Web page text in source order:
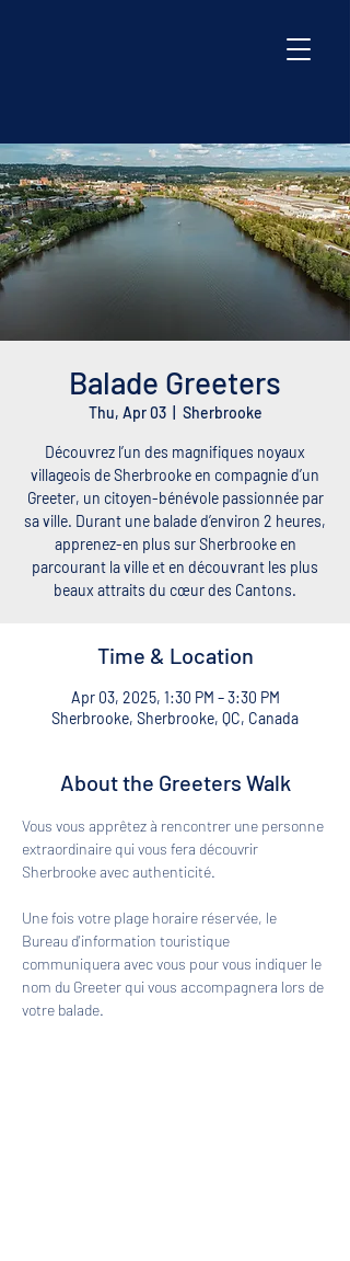
Balade Greeters
Thu, Apr 03
  |
Sherbrooke
Découvrez l’un des magnifiques noyaux
villageois de Sherbrooke en compagnie d’un
Greeter, un citoyen-bénévole passionnée par
sa ville. Durant une balade d’environ 2 heures,
apprenez-en plus sur Sherbrooke en
parcourant la ville et en découvrant les plus
beaux attraits du cœur des Cantons.
Time & Location
Apr 03, 2025, 1:30 PM – 3:30 PM
Sherbrooke, Sherbrooke, QC, Canada
About the Greeters Walk
Vous vous apprêtez à rencontrer une personne
extraordinaire qui vous fera découvrir
Sherbrooke avec authenticité.
Une fois votre plage horaire réservée, le
Bureau d'information touristique
communiquera avec vous pour vous indiquer le
nom du Greeter qui vous accompagnera lors de
votre balade.